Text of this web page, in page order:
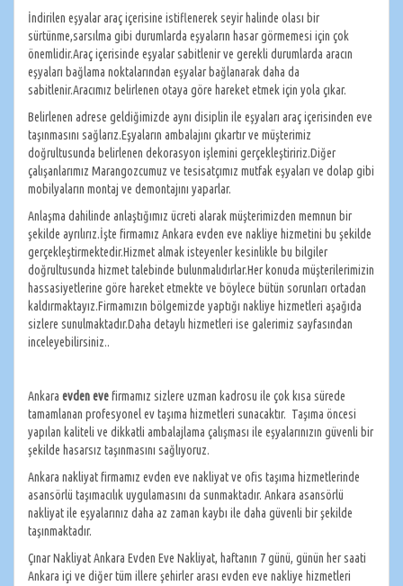
İndirilen eşyalar araç içerisine istiflenerek seyir halinde olası bir
sürtünme,sarsılma gibi durumlarda eşyaların hasar görmemesi için çok
önemlidir.Araç içerisinde eşyalar sabitlenir ve gerekli durumlarda aracın
eşyaları bağlama noktalarından eşyalar bağlanarak daha da
sabitlenir.Aracımız belirlenen otaya göre hareket etmek için yola çıkar.
Belirlenen adrese geldiğimizde aynı disiplin ile eşyaları araç içerisinden eve
taşınmasını sağlarız.Eşyaların ambalajını çıkartır ve müşterimiz
doğrultusunda belirlenen dekorasyon işlemini gerçekleştiririz.Diğer
çalışanlarımız Marangozcumuz ve tesisatçımız mutfak eşyaları ve dolap gibi
mobilyaların montaj ve demontajını yaparlar.
Anlaşma dahilinde anlaştığımız ücreti alarak müşterimizden memnun bir
şekilde ayrılırız.İşte firmamız Ankara evden eve nakliye hizmetini bu şekilde
gerçekleştirmektedir.Hizmet almak isteyenler kesinlikle bu bilgiler
doğrultusunda hizmet talebinde bulunmalıdırlar.Her konuda müşterilerimizin
hassasiyetlerine göre hareket etmekte ve böylece bütün sorunları ortadan
kaldırmaktayız.Firmamızın bölgemizde yaptığı nakliye hizmetleri aşağıda
sizlere sunulmaktadır.Daha detaylı hizmetleri ise galerimiz sayfasından
inceleyebilirsiniz..
Ankara evden evefirmamız sizlere uzman kadrosu ile çok kısa sürede
tamamlanan profesyonel ev taşıma hizmetleri sunacaktır. Taşıma öncesi
yapılan kaliteli ve dikkatli ambalajlama çalışması ile eşyalarınızın güvenli bir
şekilde hasarsız taşınmasını sağlıyoruz.
Ankara nakliyat firmamız evden eve nakliyat ve ofis taşıma hizmetlerinde
asansörlü taşımacılık uygulamasını da sunmaktadır. Ankara asansörlü
nakliyat ile eşyalarınız daha az zaman kaybı ile daha güvenli bir şekilde
taşınmaktadır.
Çınar Nakliyat Ankara Evden Eve Nakliyat, haftanın 7 günü, günün her saati
Ankara içi ve diğer tüm illere şehirler arası evden eve nakliye hizmetleri